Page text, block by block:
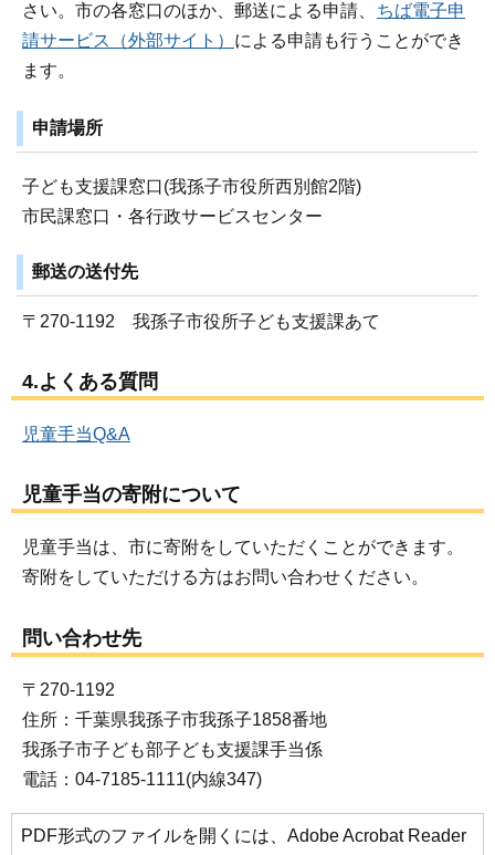
さい。市の各窓口のほか、郵送による申請、
ちば電子申
請サービス（外部サイト） による申請も行うことができ
ます。
申請場所
子ども支援課窓口(我孫子市役所西別館2階)
市民課窓口・各行政サービスセンター
郵送の送付先
〒270-1192 我孫子市役所子ども支援課あて
4.よくある質問
児童手当Q&A
児童手当の寄附について
児童手当は、市に寄附をしていただくことができます。
寄附をしていただける方はお問い合わせください。
問い合わせ先
〒270-1192
住所：千葉県我孫子市我孫子1858番地
我孫子市子ども部子ども支援課手当係
電話：04-7185-1111(内線347)
PDF形式のファイルを開くには、Adobe Acrobat Reader